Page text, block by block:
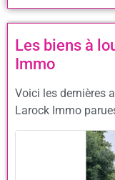
Les biens à
Immo
Voici les dernières
Larock Immo